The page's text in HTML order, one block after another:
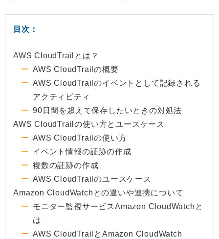
目次：
AWS CloudTrailとは？
AWS CloudTrailの概要
AWS CloudTrailのイベントとして記録される
アクティビティ
90日間を超えて保存したいときの対処法
AWS CloudTrailの使い方とユースケース
AWS CloudTrailの使い方
イベント情報の証跡の作成
複数の証跡の作成
AWS CloudTrailのユースケース
Amazon CloudWatchとの違いや連携について
モニター監視サービスAmazon CloudWatchと
は
AWS CloudTrailとAmazon CloudWatch